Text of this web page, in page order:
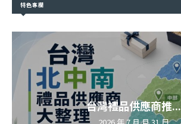
特色專欄
台灣禮品供應商推...